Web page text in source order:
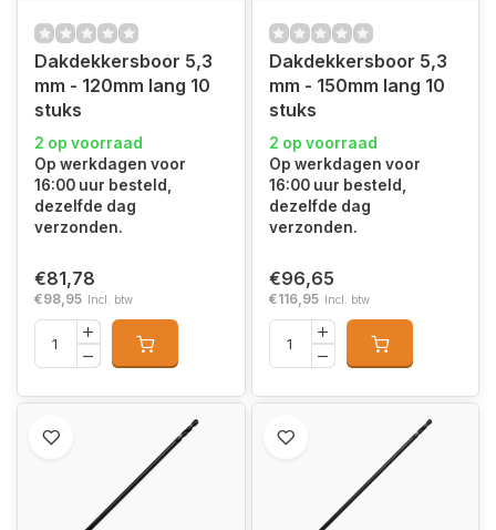
Dakdekkersboor 5,3
mm - 120mm lang 10
stuks
2 op voorraad
Op werkdagen voor
16:00 uur besteld,
dezelfde dag
verzonden.
€81,78
€98,95 Incl. btw
Dakdekkersboor 5,3
mm - 150mm lang 10
stuks
2 op voorraad
Op werkdagen voor
16:00 uur besteld,
dezelfde dag
verzonden.
€96,65
€116,95 Incl. btw